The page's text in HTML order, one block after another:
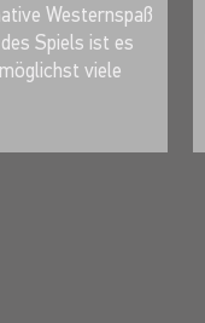
Westernspaß
Spiels ist es
viele